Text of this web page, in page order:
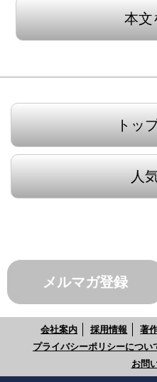
本文
トッ
人
メルマガ登録
会社案内 採用情報 著
プライバシーポリシーについ
お問